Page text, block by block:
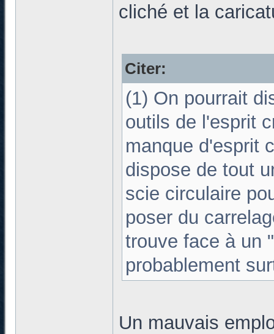
cliché et la
Citer:
(1) On pourrait
outils de l'esprit
manque d'esprit
dispose de tout
scie circulaire
poser du
trouve face à un
probablement
Un mauvais